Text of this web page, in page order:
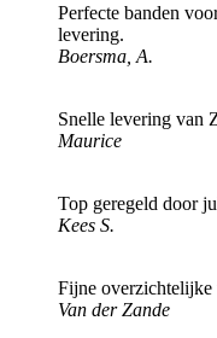
Perfecte banden
levering.
Boersma, A.
Snelle levering van
Maurice
Top geregeld door
Kees S.
Fijne overzichtelijke
Van der Zande